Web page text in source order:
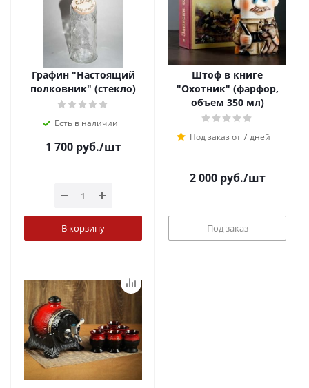
Графин "Настоящий
полковник" (стекло)
Есть в наличии
1 700руб./шт
В корзину
Штоф в книге
"Охотник" (фарфор,
объем 350 мл)
Под заказ от 7 дней
2 000руб./шт
Под заказ